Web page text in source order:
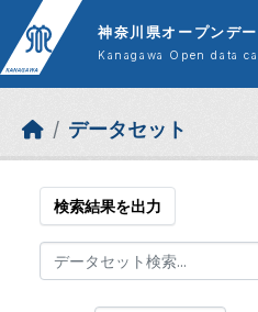
Skip to main content
神奈川県オープンデ
Kanagawa Open data
データセット
検索結果を出力